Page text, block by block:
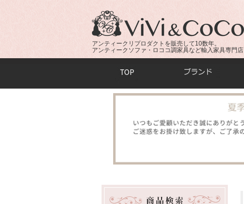
アンティークリプロダクトを販売して10数年。
アンティークソファ・ロココ調家具など輸入家具専門店